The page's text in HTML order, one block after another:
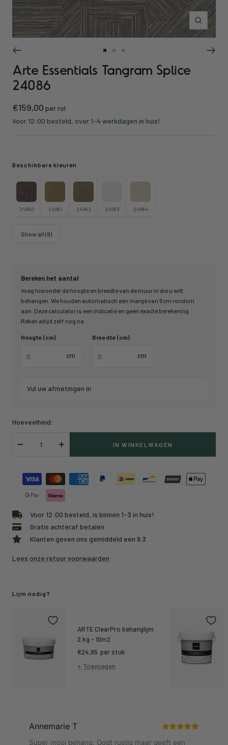
Inzoomen
naarnaar
slide
naar
slide
Arte Essentials Tangram Splice
24086
Kortings
prijs
€159,00 per rol
Voor 12:00 besteld, over 1-4 werkdagen in huis!
Bereken het aantal
Voeg hieronder de hoogte en breedte van de muur in die u wilt
behangen. We houden automatisch een marge van 5cm rondom
aan. Deze calculator is een indicatie en geen exacte berekening.
Reken altijd zelf nog na.
Hoogte (cm)
cm
Breedte (cm)
cm
Vul uw afmetingen in
Beschikbare kleuren
24080 24081 24082 24083 24084
Show all (9)
Hoeveelheid:
Verlaag
Verhoog
IN WINKELWAGEN
Voor 12:00 besteld, is binnen 1-3 in huis!
Gratis achteraf betalen
Klanten geven ons gemiddeld een 9.3
Lees onze retour voorwaarden
Lijm nodig?
ARTE ClearPro behanglijm
2 kg - 10m2
Kortings
prijs
€24,95 per stuk
+ Toevoegen